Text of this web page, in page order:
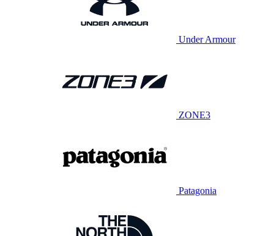
Under Armour
ZONE3
Patagonia